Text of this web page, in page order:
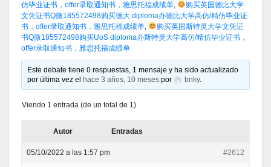
仿毕业证书，offer录取通知书，雅思托福成绩单,
购买英国德比大学
文凭证书Q微185572498购买德大 diploma办德比大学高仿/精仿毕业证
书，offer录取通知书，雅思托福成绩单,
购买英国斯特灵大学文凭证
书Q微185572498购买UoS diploma办斯特灵大学高仿/精仿毕业证书，
offer录取通知书，雅思托福成绩单
Este debate tiene 0 respuestas, 1 mensaje y ha sido actualizado
por última vez el
hace 3 años, 10 meses por bnky.
Viendo 1 entrada (de un total de 1)
Autor Entradas
05/10/2022 a las 1:57 pm #2612